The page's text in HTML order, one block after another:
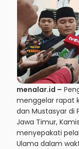
menalar.id –
menggelar rapat
dan Mustasyar di
Jawa Timur,
menyepakati
Ulama dalam